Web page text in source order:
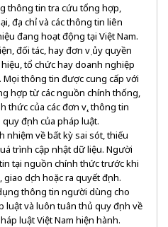
thông tin tra cứu tổng hợp,
địa chỉ và các thông tin liên
đang hoạt động tại Việt Nam.
đối tác, hay đơn vị ủy quyền
tổ chức hay doanh nghiệp
thông tin được cung cấp với
hợp từ các nguồn chính thống,
thức của các đơn vị, thông tin
định của pháp luật.
nhiệm về bất kỳ sai sót, thiếu
trình cập nhật dữ liệu. Người
tại nguồn chính thức trước khi
dịch hoặc ra quyết định.
thông tin người dùng cho
luật và luôn tuân thủ quy định về
luật Việt Nam hiện hành.